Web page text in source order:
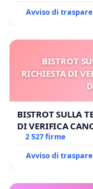
Avviso di
BISTROT
RICHIESTA DI
BISTROT SULLA
DI VERIFICA
GAMBETTI
2 527 firme
Avviso di